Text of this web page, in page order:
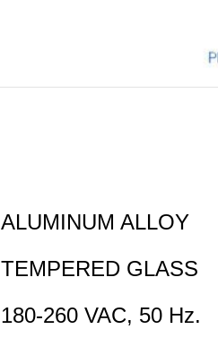
ALUMINUM ALLOY
TEMPERED GLASS
180-260 VAC, 50 Hz.